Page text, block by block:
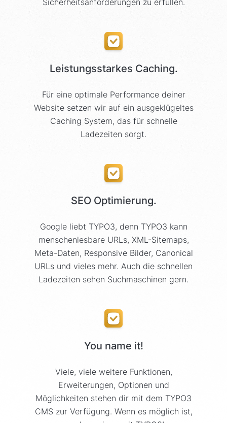
Sicherheitsanforderungen zu erfüllen.
Leistungsstarkes Caching.
Für eine optimale Performance deiner
Website setzen wir auf ein ausgeklügeltes
Caching System, das für schnelle
Ladezeiten sorgt.
SEO Optimierung.
Google liebt TYPO3, denn TYPO3 kann
menschenlesbare URLs, XML-Sitemaps,
Meta-Daten, Responsive Bilder, Canonical
URLs und vieles mehr. Auch die schnellen
Ladezeiten sehen Suchmaschinen gern.
You name it!
Viele, viele weitere Funktionen,
Erweiterungen, Optionen und
Möglichkeiten stehen dir mit dem TYPO3
CMS zur Verfügung. Wenn es möglich ist,